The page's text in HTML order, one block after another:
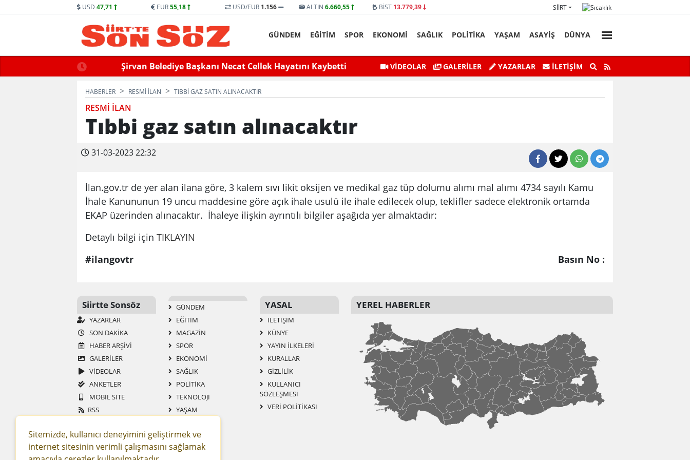
USD 47,71 EUR55,18 USD/EUR 1.156 ALTIN 6.660,55 BİST 13.779,39 SIIRT
GÜNDEM EĞİTİM SPOR EKONOMİ SAĞLIK POLİTİKA YAŞAM ASAYİŞ DÜNYA
Şirvan Belediye Başkanı Necat Cellek Hayatını Kaybetti
Siirt’te Baraj Sularının Yükselmesiyle Mahsur Kalan Genç
Kurtarıldı
VİDEOLAR GALERİLER YAZARLAR İLETIŞIM
HABERLER RESMİ İLAN TIBBI GAZ SATIN ALINACAKTIR
RESMİ İLAN
Tıbbi gaz satın alınacaktır
31-03-2023 22:32
İlan.gov.tr de yer alan ilana göre, 3 kalem sıvı likit oksijen ve medikal gaz tüp dolumu alımı mal alımı 4734 sayılı Kamu
İhale Kanununun 19 uncu maddesine göre açık ihale usulü ile ihale edilecek olup, teklifler sadece elektronik ortamda
EKAP üzerinden alınacaktır. İhaleye ilişkin ayrıntılı bilgiler aşağıda yer almaktadır:
Detaylı bilgi için TIKLAYIN
#ilangovtr
Basın No :
Siirtte Sonsöz
YAZARLAR
SON DAKİKA
HABER ARŞİVİ
GALERİLER
VİDEOLAR
ANKETLER
MOBİL SİTE
RSS
SİTENE EKLE
GÜNDEM
EĞİTİM
MAGAZİN
SPOR
EKONOMİ
SAĞLIK
POLİTİKA
TEKNOLOJİ
YAŞAM
DÜNYA
RESMİ İLAN
YASAL
İLETIŞIM
KÜNYE
YAYIN İLKELERI
KURALLAR
GIZLILIK
KULLANICI
SÖZLEŞMESI
VERI POLITIKASI
YEREL HABERLER
Sitemizde, kullanıcı deneyimini geliştirmek ve
internet sitesinin verimli çalışmasını sağlamak